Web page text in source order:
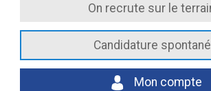
On recrute sur le
Candidature
Mon compte